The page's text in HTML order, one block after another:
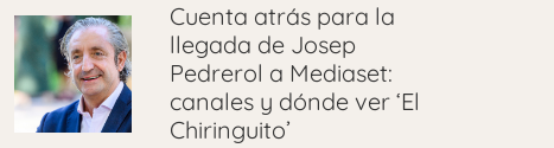
Cuenta atrás para la
llegada de Josep
Pedrerol a Mediaset:
canales y dónde ver ‘El
Chiringuito’